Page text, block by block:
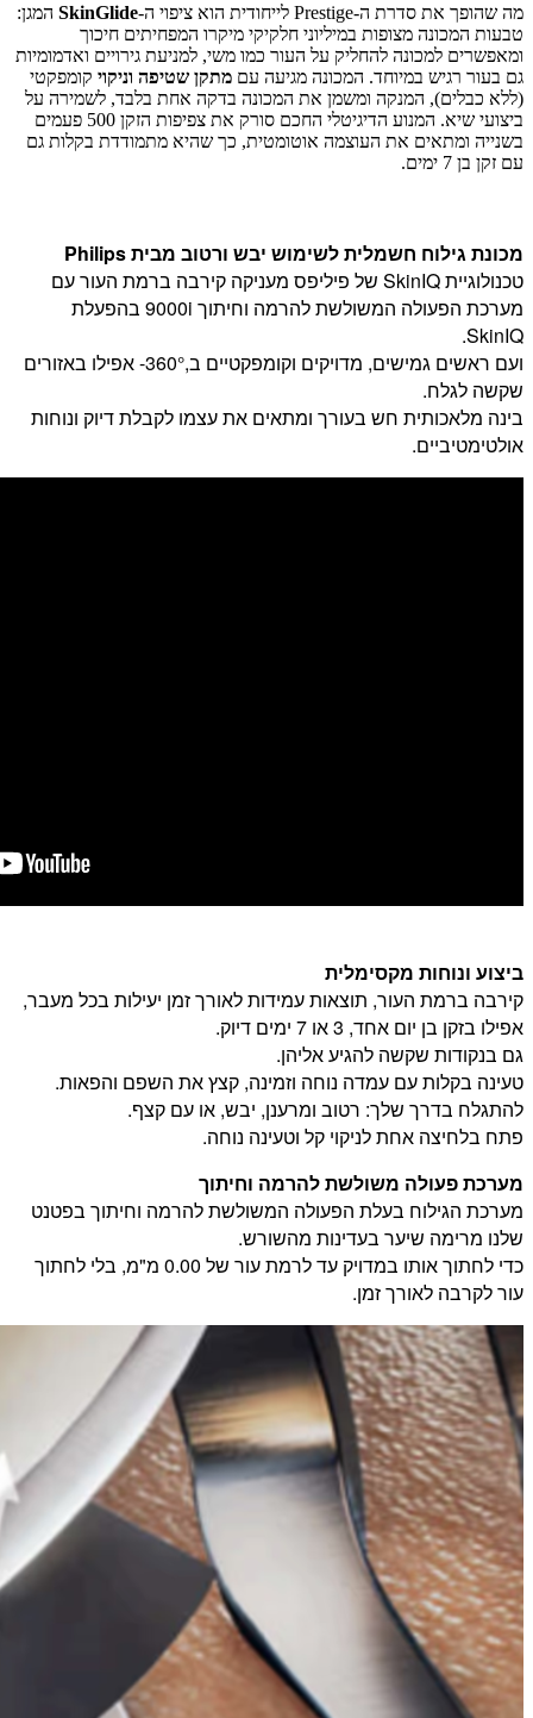
מה שהופך את סדרת ה-Prestige לייחודית הוא ציפוי ה- SkinGlide המגן:
טבעות המכונה מצופות במיליוני חלקיקי מיקרו המפחיתים חיכוך
ומאפשרים למכונה להחליק על העור כמו משי, למניעת גירויים ואדמומיות
גם בעור רגיש במיוחד. המכונה מגיעה עם מתקן שטיפה וניקוי קומפקטי
(ללא כבלים), המנקה ומשמן את המכונה בדקה אחת בלבד, לשמירה על
ביצועי שיא. המנוע הדיגיטלי החכם סורק את צפיפות הזקן 500 פעמים
בשנייה ומתאים את העוצמה אוטומטית, כך שהיא מתמודדת בקלות גם
עם זקן בן 7 ימים.
מכונת גילוח חשמלית לשימוש יבש ורטוב מבית Philips
טכנולוגיית SkinIQ של פיליפס מעניקה קירבה ברמת העור עם
מערכת הפעולה המשולשת להרמה וחיתוך 9000i בהפעלת
SkinIQ.
ועם ראשים גמישים, מדויקים וקומפקטיים ב,360°- אפילו באזורים
שקשה לגלח.
בינה מלאכותית חש בעורך ומתאים את עצמו לקבלת דיוק ונוחות
אולטימטיביים.
ביצוע ונוחות מקסימלית
קירבה ברמת העור, תוצאות עמידות לאורך זמן יעילות בכל מעבר,
אפילו בזקן בן יום אחד, 3 או 7 ימים דיוק.
גם בנקודות שקשה להגיע אליהן.
טעינה בקלות עם עמדה נוחה וזמינה, קצץ את השפם והפאות.
להתגלח בדרך שלך: רטוב ומרענן, יבש, או עם קצף.
פתח בלחיצה אחת לניקוי קל וטעינה נוחה.
מערכת פעולה משולשת להרמה וחיתוך
מערכת הגילוח בעלת הפעולה המשולשת להרמה וחיתוך בפטנט
שלנו מרימה שיער בעדינות מהשורש.
כדי לחתוך אותו במדויק עד לרמת עור של 0.00 מ"מ, בלי לחתוך
עור לקרבה לאורך זמן.